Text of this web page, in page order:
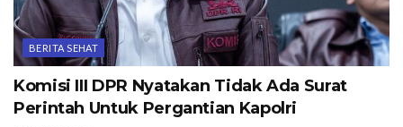
BERITA SEHAT
Komisi III DPR Nyatakan Tidak Ada Surat
Perintah Untuk Pergantian Kapolri